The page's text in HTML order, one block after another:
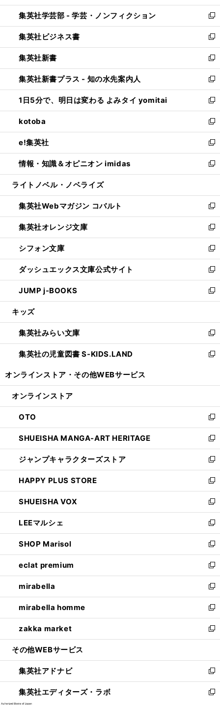
開
く
ウ
で
開
く
ン
ド
ウ
で
開
く
ウ
ィ
ン
ド
ウ
で
開
く
集英社学芸部 - 学芸・ノンフィクション
新
し
い
ウ
ィ
ン
ド
ウ
で
開
く
集英社ビジネス書
新
し
い
ウ
ィ
ン
ド
ウ
で
開
く
集英社新書
新
し
い
ウ
ィ
ン
ド
ウ
で
開
く
集英社新書プラス - 知の水先案内人
新
し
い
ウ
ィ
ン
ド
ウ
で
開
1日5分で、明日は変わる よみタイ yomitai
新
し
い
ウ
ィ
ン
ド
ウ
開
く
kotoba
新
し
い
ウ
ィ
ン
ウ
で
開
く
e!集英社
新
し
い
ウ
ン
ド
ウ
で
開
く
情報・知識＆オピニオン imidas
新
し
ウ
ィ
ン
ド
ウ
で
開
く
ライトノベル・ノベライズ
集英社Webマガジン コバルト
新
し
い
ウ
ィ
ン
ド
ウ
で
開
集英社オレンジ文庫
新
し
い
ウ
ィ
ン
ド
ウ
開
く
シフォン文庫
新
し
い
ウ
ィ
ン
ウ
で
開
く
ダッシュエックス文庫公式サイト
新
し
い
ウ
ン
ド
ウ
で
JUMP j-BOOKS
新
し
ウ
ィ
ン
ド
開
キッズ
集英社みらい文庫
新
し
い
ン
ウ
で
開
く
集英社の児童図書 S-KIDS.LAND
新
ウ
ン
ド
ウ
で
開
く
オンラインストア・ その他WEBサービス
オンラインストア
OTO
新
し
い
ウ
ィ
ン
ド
ウ
で
開
く
SHUEISHA MANGA-ART HERITAGE
新
し
い
ウ
ィ
ン
ド
ウ
で
開
く
ジャンプキャラクターズストア
新
し
い
ウ
ィ
ン
ド
ウ
で
開
く
HAPPY PLUS STORE
新
し
い
ウ
ィ
ン
ド
ウ
で
開
く
SHUEISHA VOX
新
し
い
ウ
ィ
ン
ド
ウ
で
開
く
LEEマルシェ
新
し
い
ウ
ィ
ン
ド
ウ
で
開
く
SHOP Marisol
新
し
い
ウ
ィ
ン
ド
ウ
で
開
eclat premium
新
し
い
ウ
ィ
ン
ド
ウ
開
く
mirabella
新
し
い
ウ
ィ
ン
ウ
で
開
く
mirabella homme
新
し
い
ウ
ン
ド
ウ
で
zakka market
新
し
ウ
ィ
ン
ド
その他WEBサービス
集英社アドナビ
新
し
い
集英社エディターズ・ラボ
新